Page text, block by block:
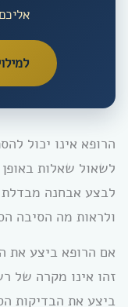
הרופא אינו יכול
לשאול שאלות
לבצע אבחנה
ולראות מה הסיבה
אם הרופא ביצע את
זהו אינו מקרה של
ביצע את הבדיקות